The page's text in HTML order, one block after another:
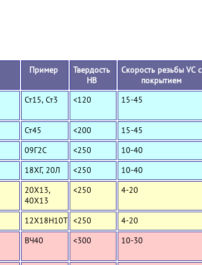
Пример
Твердость
HB
Скорость резьбы VC с
покрытием
Ст15, Ст3 <120 15-45
Ст45 <200 15-45
09Г2С <250 10-40
18ХГ, 20Л <250 10-40
20Х13,
40Х13
<250 4-20
12Х18Н10Т <250 4-20
ВЧ40 <300 10-30